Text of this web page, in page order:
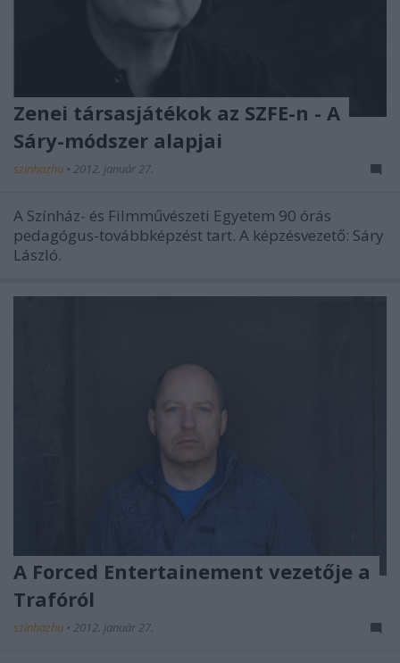
Zenei társasjátékok az SZFE-n - A
Sáry-módszer alapjai
szinhazhu • 2012. január 27.
A Színház- és Filmművészeti Egyetem 90 órás
pedagógus-továbbképzést tart. A képzésvezető: Sáry
László.
A Forced Entertainement vezetője a
Trafóról
szinhazhu • 2012. január 27.